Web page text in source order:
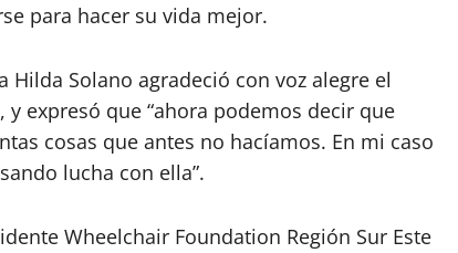
para hacer su vida mejor.
Solano agradeció con voz alegre el
expresó que “ahora podemos decir que
cosas que antes no hacíamos. En mi caso
lucha con ella”.
Wheelchair Foundation Región Sur Este